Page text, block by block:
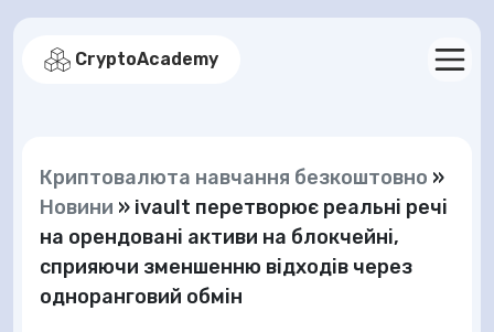
CryptoAcademy
Криптовалюта навчання безкоштовно »
Новини » ivault перетворює реальні речі
на орендовані активи на блокчейні,
сприяючи зменшенню відходів через
одноранговий обмін